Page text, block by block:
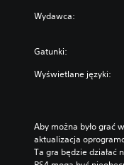
Wydawca:
Gatunki:
Wyświetlane języki:
Aby można było grać
aktualizacja
Ta gra będzie działać